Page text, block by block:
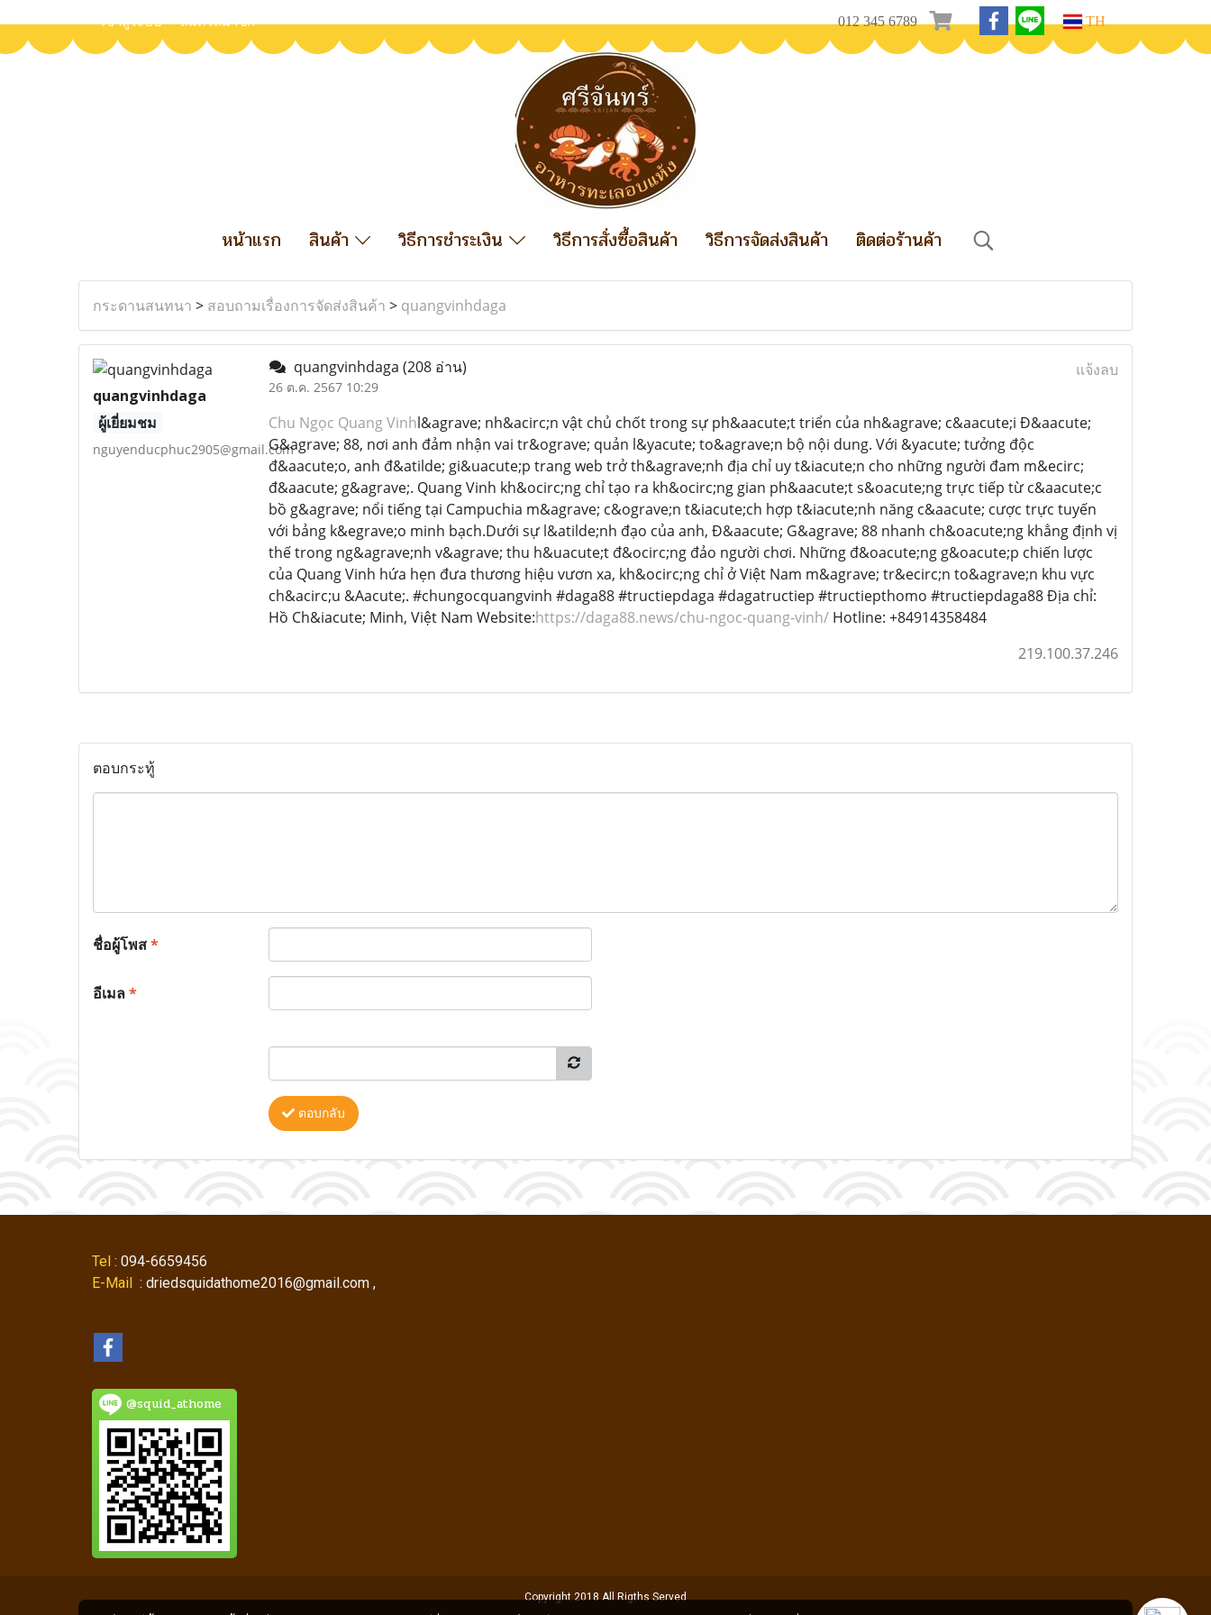
เข้าสู่ระบบ สมัครสมาชิก 012 345 6789 TH
หน้าแรก สินค้า วิธีการชำระเงิน วิธีการสั่งซื้อสินค้า วิธีการจัดส่งสินค้า ติดต่อร้านค้า
กระดานสนทนา > สอบถามเรื่องการจัดส่งสินค้า > quangvinhdaga
quangvinhdaga
ผู้เยี่ยมชม
nguyenducphuc2905@gmail.com
quangvinhdaga (208 อ่าน)
26 ต.ค. 2567 10:29
แจ้งลบ
Chu Ngọc Quang Vinhl&agrave; nh&acirc;n vật chủ chốt trong sự ph&aacute;t triển của nh&agrave; c&aacute;i Đ&aacute;
G&agrave; 88, nơi anh đảm nhận vai tr&ograve; quản l&yacute; to&agrave;n bộ nội dung. Với &yacute; tưởng độc
đ&aacute;o, anh đ&atilde; gi&uacute;p trang web trở th&agrave;nh địa chỉ uy t&iacute;n cho những người đam m&ecirc;
đ&aacute; g&agrave;. Quang Vinh kh&ocirc;ng chỉ tạo ra kh&ocirc;ng gian ph&aacute;t s&oacute;ng trực tiếp từ c&aacute;c
bồ g&agrave; nổi tiếng tại Campuchia m&agrave; c&ograve;n t&iacute;ch hợp t&iacute;nh năng c&aacute; cược trực tuyến
với bảng k&egrave;o minh bạch.Dưới sự l&atilde;nh đạo của anh, Đ&aacute; G&agrave; 88 nhanh ch&oacute;ng khẳng định vị
thế trong ng&agrave;nh v&agrave; thu h&uacute;t đ&ocirc;ng đảo người chơi. Những đ&oacute;ng g&oacute;p chiến lược
của Quang Vinh hứa hẹn đưa thương hiệu vươn xa, kh&ocirc;ng chỉ ở Việt Nam m&agrave; tr&ecirc;n to&agrave;n khu vực
ch&acirc;u &Aacute;. #chungocquangvinh #daga88 #tructiepdaga #dagatructiep #tructiepthomo #tructiepdaga88 Địa chỉ:
Hồ Ch&iacute; Minh, Việt Nam Website:https://daga88.news/chu-ngoc-quang-vinh/Hotline: +84914358484
219.100.37.246
ตอบกระทู้
ชื่อผู้โพส*
อีเมล*
ตอบกลับ
Tel : 094-6659456
E-Mail : driedsquidathome2016@gmail.com ,
@squid_athome
Copyright 2018 All Rigths Served